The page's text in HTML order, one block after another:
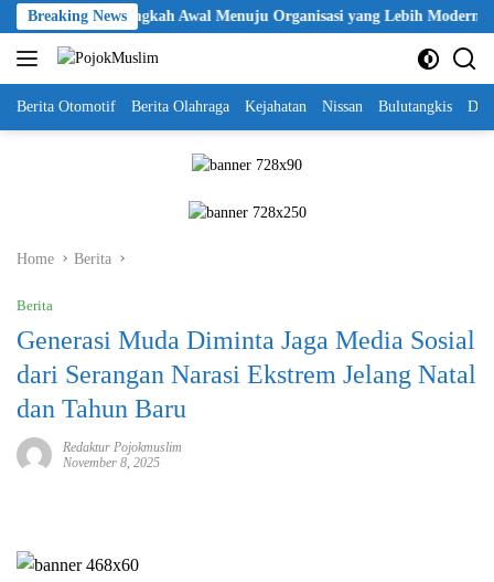
Skip
to
content
Breaking News
Polri Jadi Langkah Awal Menuju Organisasi yang Lebih Modern
Berita Otomotif Berita Olahraga Kejahatan Nissan Bulutangkis
Home Berita
Berita
Generasi Muda Diminta Jaga Media Sosial
dari Serangan Narasi Ekstrem Jelang Natal
dan Tahun Baru
Redaktur Pojokmuslim
November 8, 2025